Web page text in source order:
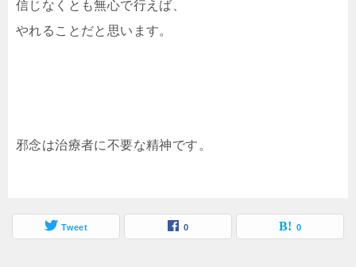
信じなくとも無心で行えば、
やれることだと思います。
邪念は治療者に不要な精神です。
Tweet 0 0